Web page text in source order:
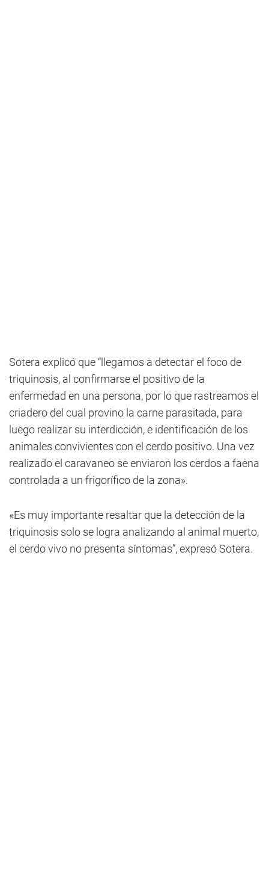
Sotera explicó que “llegamos a detectar el foco de
triquinosis, al confirmarse el positivo de la
enfermedad en una persona, por lo que rastreamos el
criadero del cual provino la carne parasitada, para
luego realizar su interdicción, e identificación de los
animales convivientes con el cerdo positivo. Una vez
realizado el caravaneo se enviaron los cerdos a faena
controlada a un frigorífico de la zona».
«Es muy importante resaltar que la detección de la
triquinosis solo se logra analizando al animal muerto,
el cerdo vivo no presenta síntomas”, expresó Sotera.